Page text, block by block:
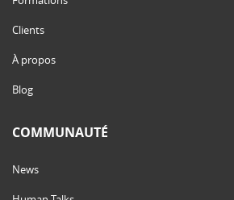
Clients
À propos
Blog
COMMUNAUTÉ
News